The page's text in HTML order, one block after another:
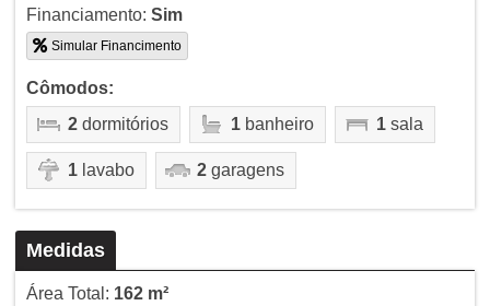
Financiamento: Sim
Simular Financimento
Cômodos:
2dormitórios 1banheiro 1sala
1lavabo 2garagens
Medidas
Área Total: 162 m²